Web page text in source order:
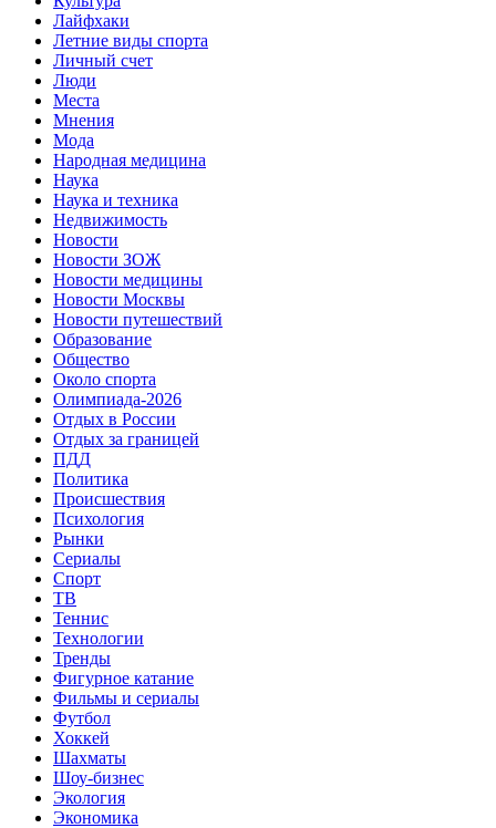
Лайфхаки
Летние виды спорта
Личный счет
Люди
Места
Мнения
Мода
Народная медицина
Наука
Наука и техника
Недвижимость
Новости
Новости ЗОЖ
Новости медицины
Новости Москвы
Новости путешествий
Образование
Общество
Около спорта
Олимпиада-2026
Отдых в России
Отдых за границей
ПДД
Политика
Происшествия
Психология
Рынки
Сериалы
Спорт
ТВ
Теннис
Технологии
Тренды
Фигурное катание
Фильмы и сериалы
Футбол
Хоккей
Шахматы
Шоу-бизнес
Экология
Экономика